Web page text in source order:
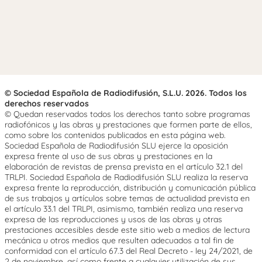
© Sociedad Española de Radiodifusión, S.L.U. 2026. Todos los
derechos reservados
© Quedan reservados todos los derechos tanto sobre programas
radiofónicos y las obras y prestaciones que formen parte de ellos,
como sobre los contenidos publicados en esta página web.
Sociedad Española de Radiodifusión SLU ejerce la oposición
expresa frente al uso de sus obras y prestaciones en la
elaboración de revistas de prensa prevista en el artículo 32.1 del
TRLPI. Sociedad Española de Radiodifusión SLU realiza la reserva
expresa frente la reproducción, distribución y comunicación pública
de sus trabajos y artículos sobre temas de actualidad prevista en
el artículo 33.1 del TRLPI, asimismo, también realiza una reserva
expresa de las reproducciones y usos de las obras y otras
prestaciones accesibles desde este sitio web a medios de lectura
mecánica u otros medios que resulten adecuados a tal fin de
conformidad con el artículo 67.3 del Real Decreto - ley 24/2021, de